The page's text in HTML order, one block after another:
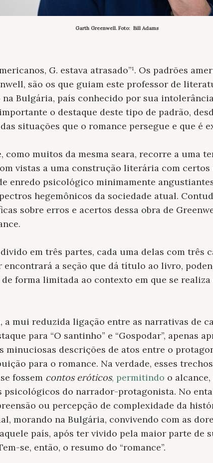
Garth Greenwell. Foto: Bill Adams
G. estava atrasado”¹. Os padrões
são os que guiam este professor de
na Bulgária, país conhecido por sua
o destaque deste tipo de padrão,
situações que o romance persegue e que é
como muitos da mesma seara, recorre a uma
vistas a uma construção literária com certos
enredo psicológico minimamente
hegemônicos da sociedade atual.
sobre erros e acertos dessa obra de
em três partes, cada uma delas com três
a seção que dá título ao livro,
forma limitada ao contexto em que se
a mui reduzida ligação entre as narrativas de
para “O santinho” e “Gospodar”, apenas
minuciosas descrições de atos entre o
para o romance. Na verdade, esses
fossem contos eróticos, permitindo o
psicológicos do narrador-protagonista. No
ou percepção de complexidade da
morando na Bulgária, convivendo com as
país, após ter vivido pela maior parte de
se, então, o resumo do “romance”.